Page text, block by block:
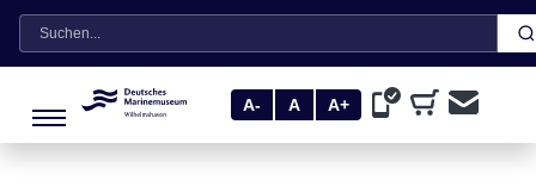
Suche
A- A A+